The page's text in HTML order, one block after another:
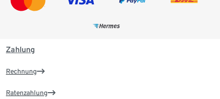
Zahlung
Rechnung
Ratenzahlung